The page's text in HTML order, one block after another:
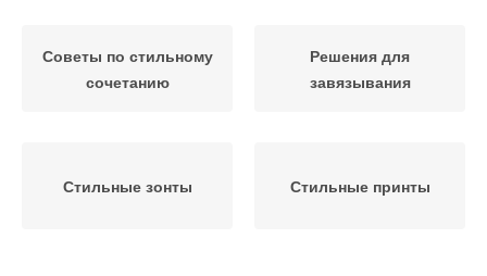
Советы по стильному
сочетанию
Решения для
завязывания
Стильные зонты Стильные принты